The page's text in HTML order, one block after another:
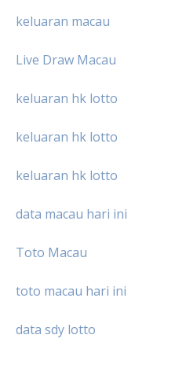
keluaran macau
Live Draw Macau
keluaran hk lotto
keluaran hk lotto
keluaran hk lotto
data macau hari ini
Toto Macau
toto macau hari ini
data sdy lotto